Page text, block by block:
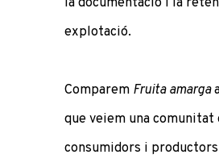
explotació.
Comparem Fruita amarga
que veiem una
consumidors i